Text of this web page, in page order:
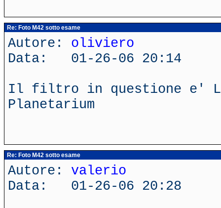
Re: Foto M42 sotto esame
Autore: oliviero
Data: 01-26-06 20:14
Il filtro in questione e'
Planetarium
Re: Foto M42 sotto esame
Autore: valerio
Data: 01-26-06 20:28